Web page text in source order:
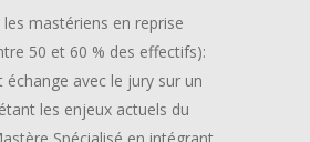
les mastériens en reprise
50 et 60 % des effectifs):
échange avec le jury sur un
les enjeux actuels du